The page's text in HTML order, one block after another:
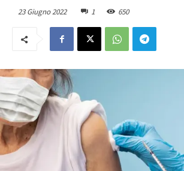
23 Giugno 2022 1 650